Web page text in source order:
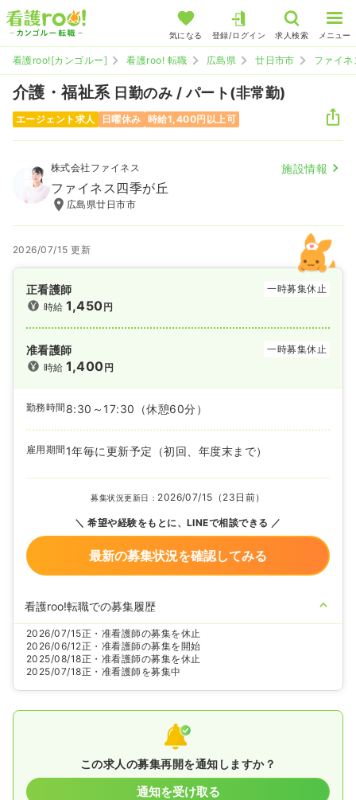
気になる 登録/ログイン 求人検索 メニュー
看護roo![カンゴルー] 看護roo! 転職 広島県 廿日市市 ファイ
介護・福祉系 日勤のみ / パート(非常勤)
エージェント求人 日曜休み 時給1,400円以上可
株式会社ファイネス 施設情報
ファイネス四季が丘
広島県廿日市市
2026/07/15 更新
正看護師
一時募集休止
時給1,450円
准看護師
一時募集休止
時給1,400円
勤務時間 8:30～17:30 （休憩60分）
雇用期間 1年毎に更新予定（初回、年度末まで）
募集状況更新日： 2026/07/15（23日前）
希望や経験をもとに、LINEで相談できる
最新の募集状況を確認してみる
看護roo!転職での募集履歴
2026/07/15正・准看護師の募集を休止
2026/06/12正・准看護師の募集を開始
2025/08/18正・准看護師の募集を休止
2025/07/18正・准看護師を募集中
この求人の募集再開を通知しますか？
通知を受け取る